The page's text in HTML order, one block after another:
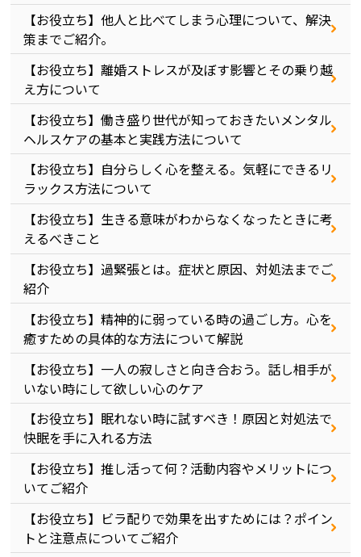
【お役立ち】他人と比べてしまう心理について、解決
策までご紹介。
【お役立ち】離婚ストレスが及ぼす影響とその乗り越
え方について
【お役立ち】働き盛り世代が知っておきたいメンタル
ヘルスケアの基本と実践方法について
【お役立ち】自分らしく心を整える。気軽にできるリ
ラックス方法について
【お役立ち】生きる意味がわからなくなったときに考
えるべきこと
【お役立ち】過緊張とは。症状と原因、対処法までご
紹介
【お役立ち】精神的に弱っている時の過ごし方。心を
癒すための具体的な方法について解説
【お役立ち】一人の寂しさと向き合おう。話し相手が
いない時にして欲しい心のケア
【お役立ち】眠れない時に試すべき！原因と対処法で
快眠を手に入れる方法
【お役立ち】推し活って何？活動内容やメリットにつ
いてご紹介
【お役立ち】ビラ配りで効果を出すためには？ポイン
トと注意点についてご紹介